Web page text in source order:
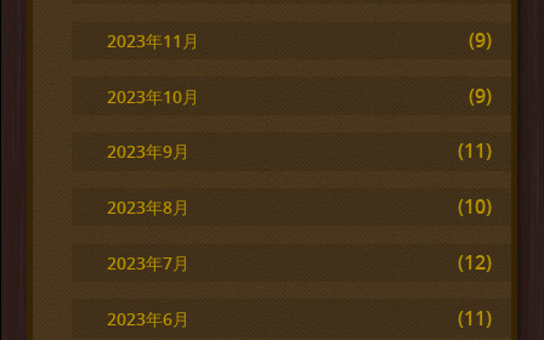
2023年11月 (9)
2023年10月 (9)
2023年9月 (11)
2023年8月 (10)
2023年7月 (12)
2023年6月 (11)